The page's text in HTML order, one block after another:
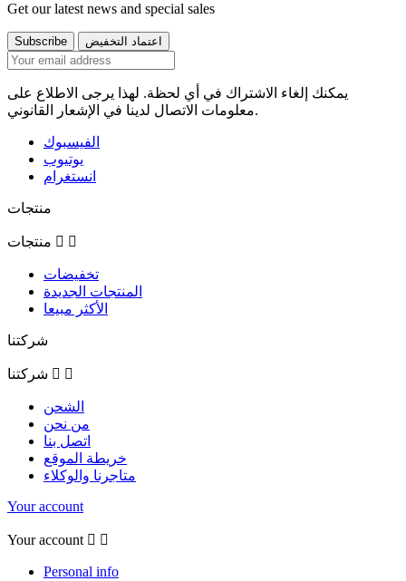
Get our latest news and special sales
يمكنك إلغاء الاشتراك في أي لحظة. لهذا يرجى الاطلاع على
معلومات الاتصال لدينا في الإشعار القانوني.
الفيسبوك
يوتيوب
انستغرام
منتجات
منتجات  
تخفيضات
المنتجات الجديدة
الأكثر مبيعا
شركتنا
شركتنا  
الشحن
من نحن
اتصل بنا
خريطة الموقع
متاجرنا والوكلاء
Your account
Your account  
Personal info